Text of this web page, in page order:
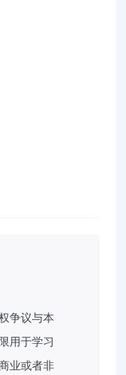
争议与本
用于学习
业或者非